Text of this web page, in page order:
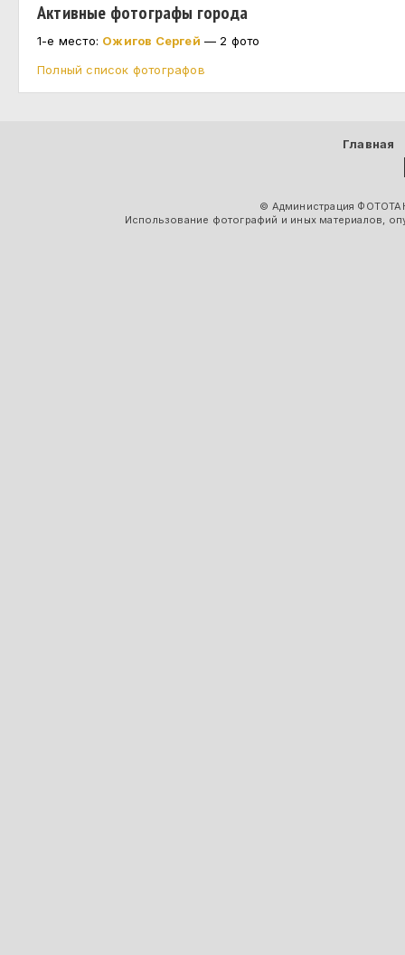
Активные фотографы города
1-е место: Ожигов Сергей — 2 фото
Полный список фотографов
Главная
© Администрация
Использование фотографий и иных материалов,